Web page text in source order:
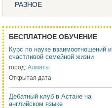
РАЗНОЕ
БЕСПЛАТНОЕ ОБУЧЕНИЕ
Курс по науке взаимоотношений и
счастливой семейной жизни
город: Алматы
Открытая дата
Дебатный клуб в Астане на
английском языке